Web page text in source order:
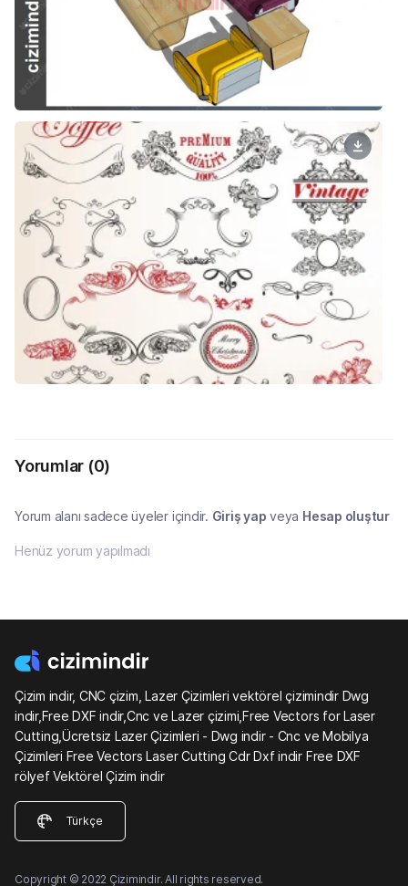
Yorumlar (0)
Yorum alanı sadece üyeler içindir. Giriş yap veya Hesap oluştur
Henüz yorum yapılmadı
Çizim indir, CNC çizim, Lazer Çizimleri vektörel çizimindir Dwg
indir,Free DXF indir,Cnc ve Lazer çizimi,Free Vectors for Laser
Cutting,Ücretsiz Lazer Çizimleri - Dwg indir - Cnc ve Mobilya
Çizimleri Free Vectors Laser Cutting Cdr Dxf indir Free DXF
rölyef Vektörel Çizim indir
Türkçe
Copyright © 2022 Çizimindir. All rights reserved.